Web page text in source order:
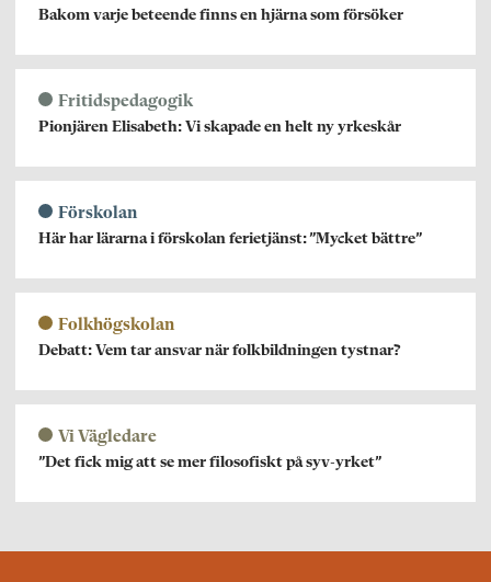
Bakom varje beteende finns en hjärna som försöker
Fritidspedagogik
Pionjären Elisabeth: Vi skapade en helt ny yrkeskår
Förskolan
Här har lärarna i förskolan ferietjänst: ”Mycket bättre”
Folkhögskolan
Debatt: Vem tar ansvar när folkbildningen tystnar?
Vi Vägledare
”Det fick mig att se mer filosofiskt på syv-yrket”